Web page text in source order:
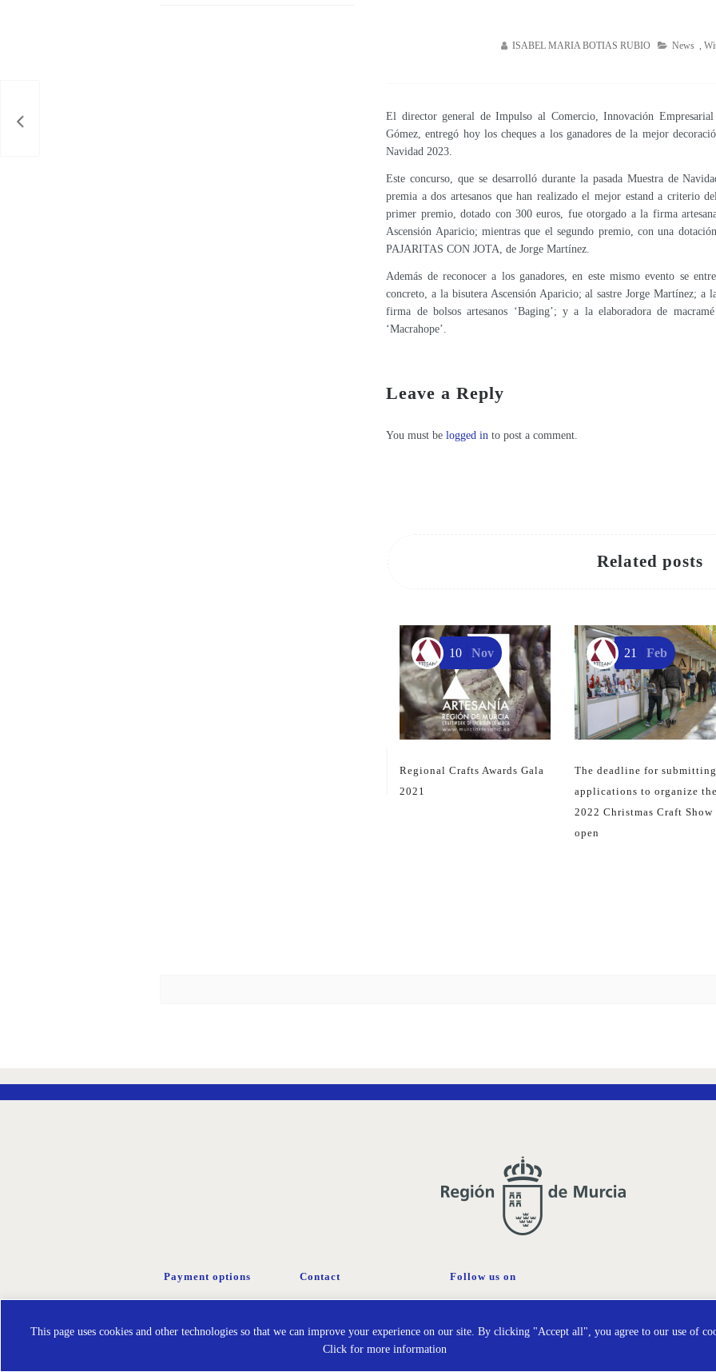
This page uses cookies and other technologies so that we can improve your experience on our site. By clicking "Accept all", you agree to our use of
Click for more information
ISABEL MARIA BOTIAS RUBIO News
El director general de Impulso al Comercio, Innovación
Gómez, entregó hoy los cheques a los ganadores de la mejor
Navidad 2023.
Este concurso, que se desarrolló durante la pasada Muestra de
premia a dos artesanos que han realizado el mejor estand a criterio
primer premio, dotado con 300 euros, fue otorgado a la firma
Ascensión Aparicio; mientras que el segundo premio, con una
PAJARITAS CON JOTA, de Jorge Martínez.
Además de reconocer a los ganadores, en este mismo evento se
concreto, a la bisutera Ascensión Aparicio; al sastre Jorge Martínez; a
firma de bolsos artesanos ‘Baging’; y a la elaboradora de
‘Macrahope’.
Leave a Reply
You must belogged in to post a comment.
Related posts
Regional Crafts Awards Gala
2021
10 Nov
The deadline for submitting
applications to organize the
2022 Christmas Craft Show
open
21 Feb
Payment options Contact Follow us on